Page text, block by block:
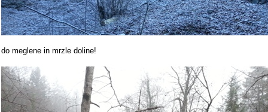
do meglene in mrzle doline!